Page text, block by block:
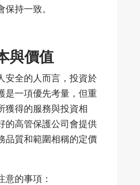
持一致。
與價值
安全的人而言，投資於
是一項優先考量，但重
獲得的服務與投資相
的高管保護公司會提供
品質和範圍相稱的定價
意的事項：